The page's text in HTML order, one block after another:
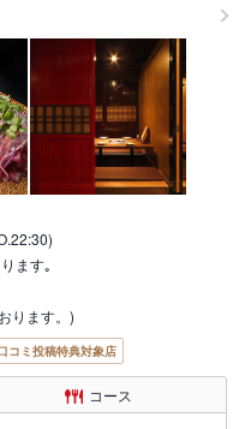
ます｡
ります。)
コミ投稿特典対象店
コース